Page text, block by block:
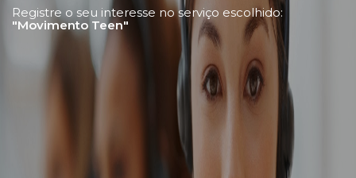
Registre o seu interesse no serviço escolhido:
"Movimento Teen"